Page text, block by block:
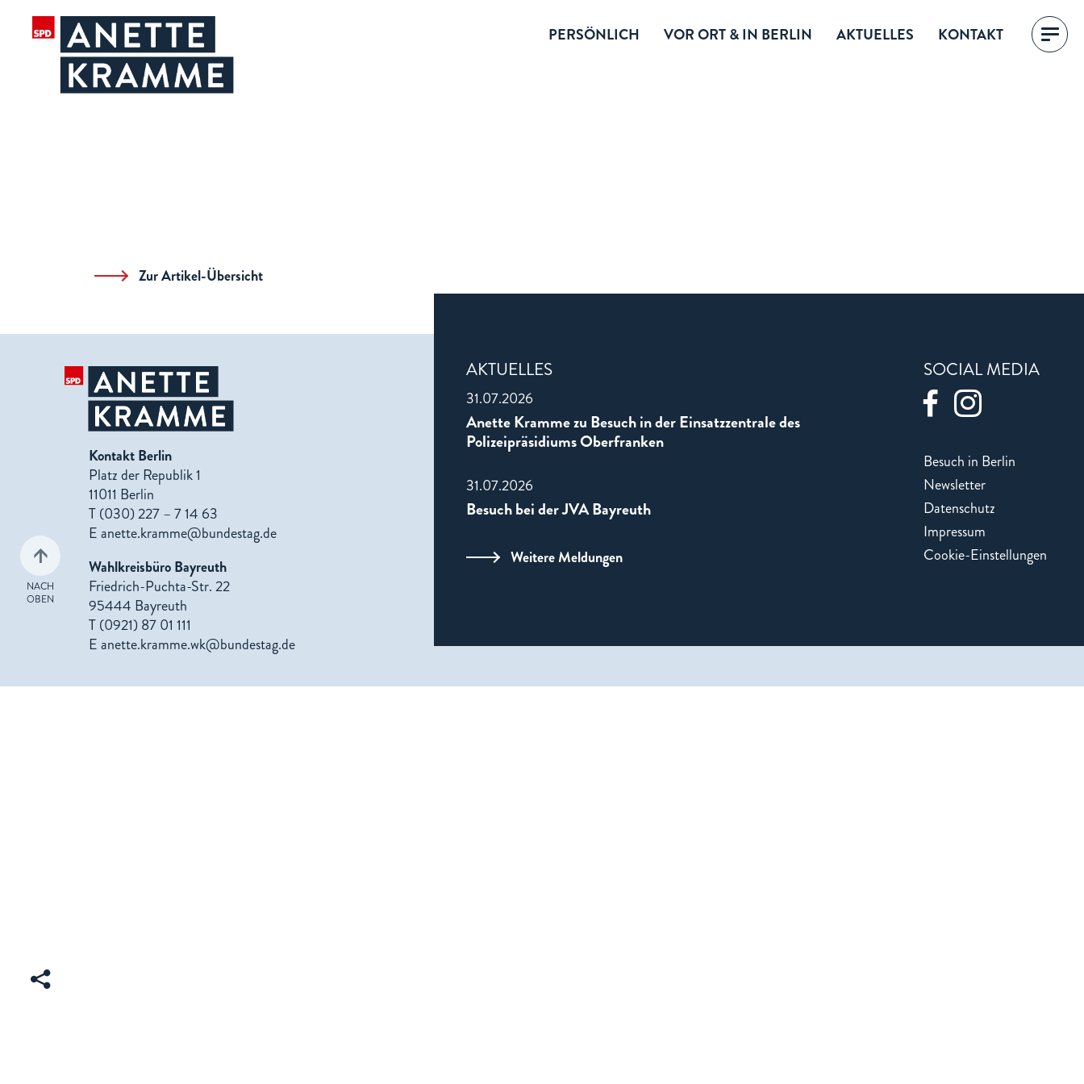
PERSÖNLICH VOR ORT & IN BERLIN AKTUELLES KONTAKT
Zur Artikel-Übersicht
NACH
OBEN
Kontakt Berlin
Platz der Republik 1
11011 Berlin
T (030) 227 – 7 14 63
Eanette.kramme@bundestag.de
Wahlkreisbüro Bayreuth
Friedrich-Puchta-Str. 22
95444 Bayreuth
T (0921) 87 01 111
Eanette.kramme.wk@bundestag.de
AKTUELLES
31.07.2026
Anette Kramme zu Besuch in der Einsatzzentrale des
Polizeipräsidiums Oberfranken
31.07.2026
Besuch bei der JVA Bayreuth
Weitere Meldungen
SOCIAL MEDIA
Besuch in Berlin
Newsletter
Datenschutz
Impressum
Cookie-Einstellungen